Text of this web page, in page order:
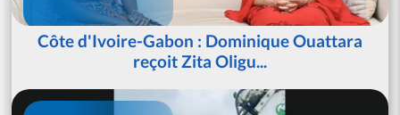
Côte d'Ivoire-Gabon : Dominique Ouattara
reçoit Zita Oligu...